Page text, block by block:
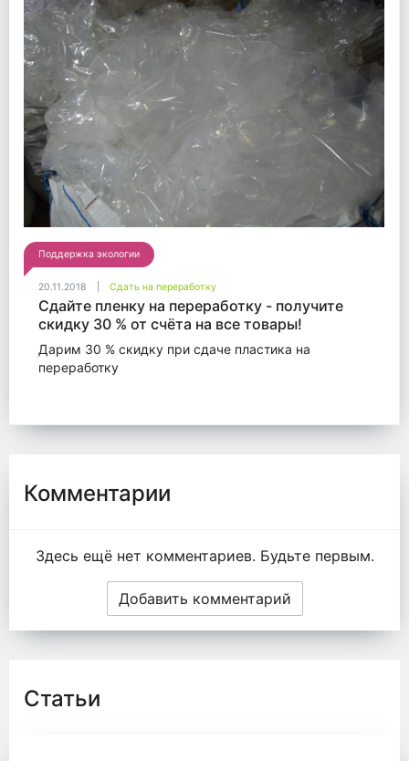
Поддержка экологии
20.11.2018 Сдать на переработку
Сдайте пленку на переработку - получите
скидку 30 % от счёта на все товары!
Дарим 30 % скидку при сдаче пластика на
переработку
Комментарии
Здесь ещё нет комментариев. Будьте первым.
Добавить комментарий
Статьи